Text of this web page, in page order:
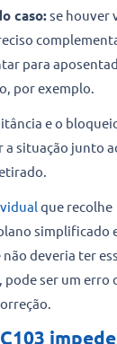
caso:se houver
para
por exemplo.
e o
situação junto
que recolhe
simplificado
deveria ter
pode ser um erro